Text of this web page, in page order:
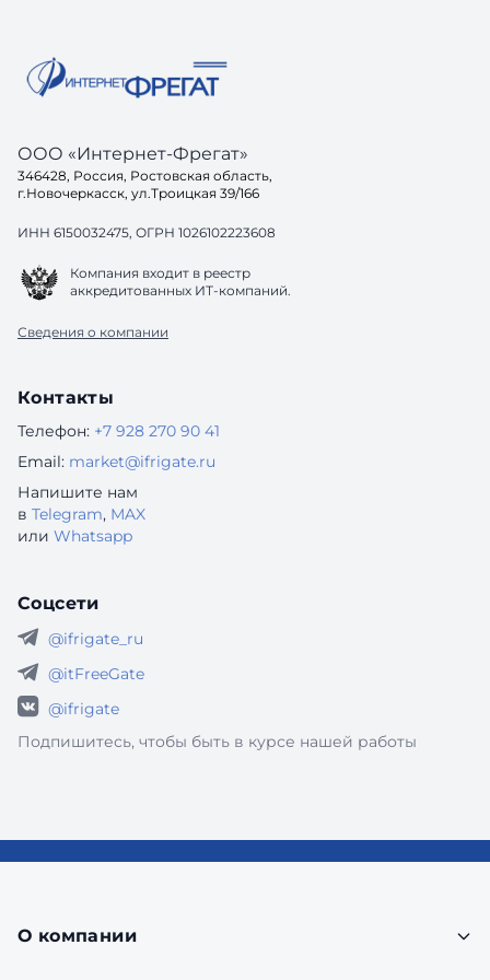
ООО «Интернет-Фрегат»
346428, Россия, Ростовская область,
г.Новочеркасск, ул.Троицкая 39/166
ИНН 6150032475, ОГРН 1026102223608
Компания входит в реестр
аккредитованных ИТ-компаний.
Сведения о компании
Контакты
Телефон: +7 928 270 90 41
Email: market@ifrigate.ru
Напишите нам
в Telegram, MAX
или Whatsapp
Соцсети
@ifrigate_ru
@itFreeGate
@ifrigate
Подпишитесь, чтобы быть в курсе нашей работы
О компании